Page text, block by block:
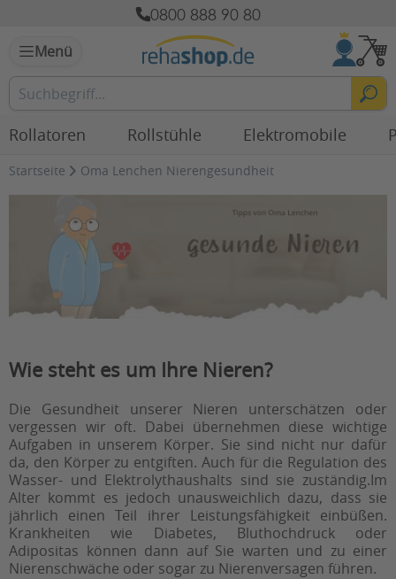
0800 888 90 80
Menü
Rollatoren Rollstühle Elektromobile
Startseite Oma Lenchen Nierengesundheit
Wie steht es um Ihre Nieren?
Die Gesundheit unserer Nieren unterschätzen oder
vergessen wir oft. Dabei übernehmen diese wichtige
Aufgaben in unserem Körper. Sie sind nicht nur dafür
da, den Körper zu entgiften. Auch für die Regulation des
Wasser- und Elektrolythaushalts sind sie zuständig.Im
Alter kommt es jedoch unausweichlich dazu, dass sie
jährlich einen Teil ihrer Leistungsfähigkeit einbüßen.
Krankheiten wie Diabetes, Bluthochdruck oder
Adipositas können dann auf Sie warten und zu einer
Nierenschwäche oder sogar zu Nierenversagen führen.